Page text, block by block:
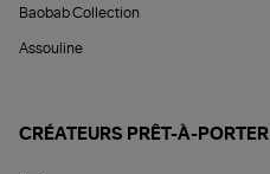
Baobab Collection
Assouline
CRÉATEURS PRÊT-À-PORTER